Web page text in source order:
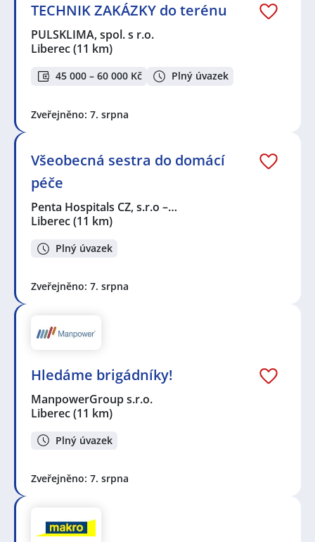
TECHNIK ZAKÁZKY do terénu
PULSKLIMA, spol. s r.o.
Liberec(11 km)
45 000 – 60 000 Kč Plný úvazek
Zveřejněno: 7. srpna
Všeobecná sestra do domácí
péče
Penta Hospitals CZ, s.r.o –…
Liberec(11 km)
Plný úvazek
Zveřejněno: 7. srpna
Hledáme brigádníky!
ManpowerGroup s.r.o.
Liberec(11 km)
Plný úvazek
Zveřejněno: 7. srpna